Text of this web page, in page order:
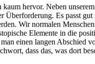
hervor. Neben
Es passt
Wir normalen
Elemente in die
einen langen
dass das, was dort